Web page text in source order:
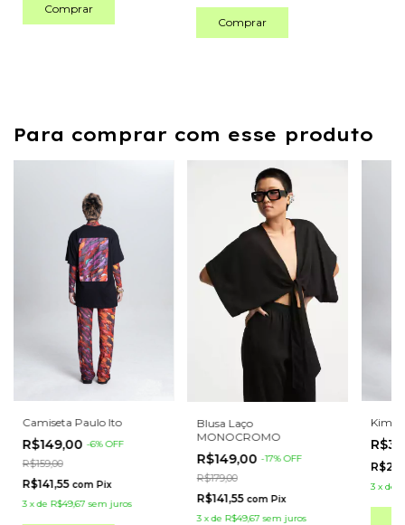
Comprar
Comprar
Para comprar com esse produto
Camiseta Paulo Ito
R$149,00 -6%OFF
R$159,00
R$141,55 com Pix
3 xde R$49,67 sem juros
Blusa Laço
MONOCROMO
R$149,00 -17%OFF
R$179,00
R$141,55 com Pix
3 xde R$49,67 sem juros
3 x de